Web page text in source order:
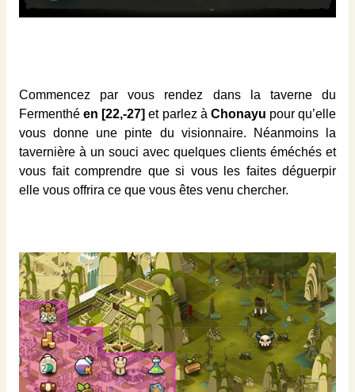
Commencez par vous rendez dans la taverne du
Fermenthéen [22,-27] et parlez à Chonayu pour qu’elle
vous donne une pinte du visionnaire. Néanmoins la
tavernière à un souci avec quelques clients éméchés et
vous fait comprendre que si vous les faites déguerpir
elle vous offrira ce que vous êtes venu chercher.